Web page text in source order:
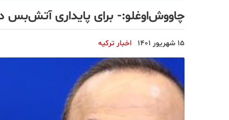
ترکیه گردی
جاذبه گردشگری
حقوقی
دانستنی
دکوراسیون
چاووش‌اوغلو:- برای پایداری آتش‌بس
15 شهریور 1401 اخبار ترکیه